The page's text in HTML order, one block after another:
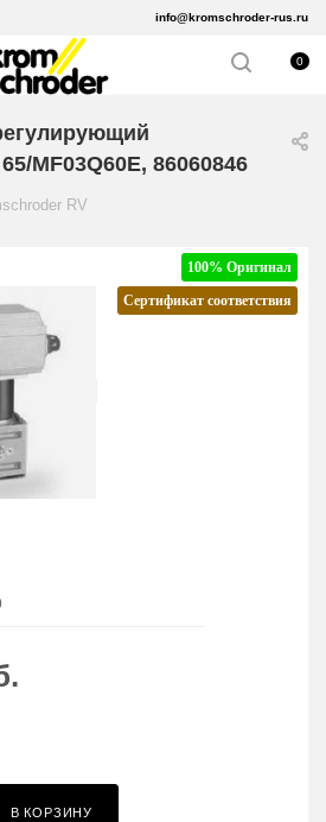
info@kromschroder-rus.ru
0
MF03Q60E, 86060846
RV
100% Оригинал
Сертификат соответствия
В КОРЗИНУ